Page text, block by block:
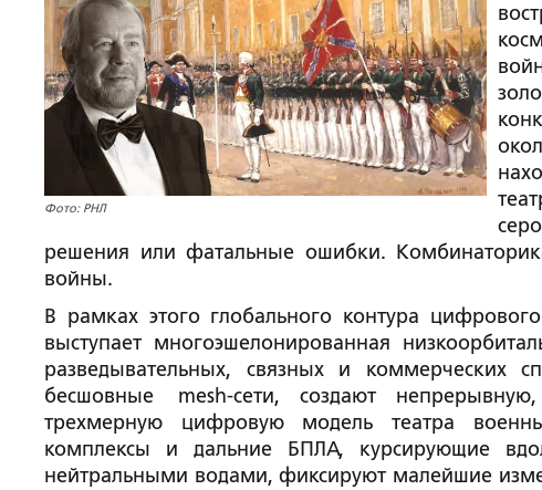
Фото: РНЛ
решения или фатальные ошибки.
войны.
В рамках этого глобального контура
выступает многоэшелонированная
разведывательных, связных и коммерческих
бесшовные mesh-сети, создают
трехмерную цифровую модель театра
комплексы и дальние БПЛА, курсирующие
нейтральными водами, фиксируют малейшие